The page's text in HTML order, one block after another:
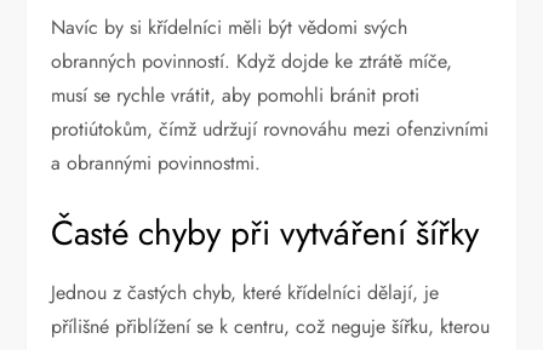
Navíc by si křídelníci měli být vědomi svých
obranných povinností. Když dojde ke ztrátě míče,
musí se rychle vrátit, aby pomohli bránit proti
protiútokům, čímž udržují rovnováhu mezi ofenzivními
a obrannými povinnostmi.
Časté chyby při vytváření šířky
Jednou z častých chyb, které křídelníci dělají, je
přílišné přiblížení se k centru, což neguje šířku, kterou